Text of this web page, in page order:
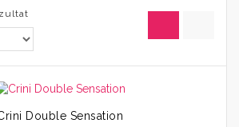
Double Sensation